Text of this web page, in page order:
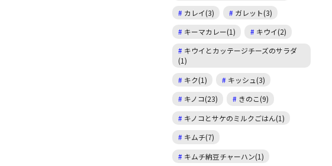
カレイ(3)
ガレット(3)
キーマカレー(1)
キウイ(2)
キウイとカッテージチーズのサラダ
(1)
キク(1)
キッシュ(3)
キノコ(23)
きのこ(9)
キノコとサケのミルクごはん(1)
キムチ(7)
キムチ納豆チャーハン(1)